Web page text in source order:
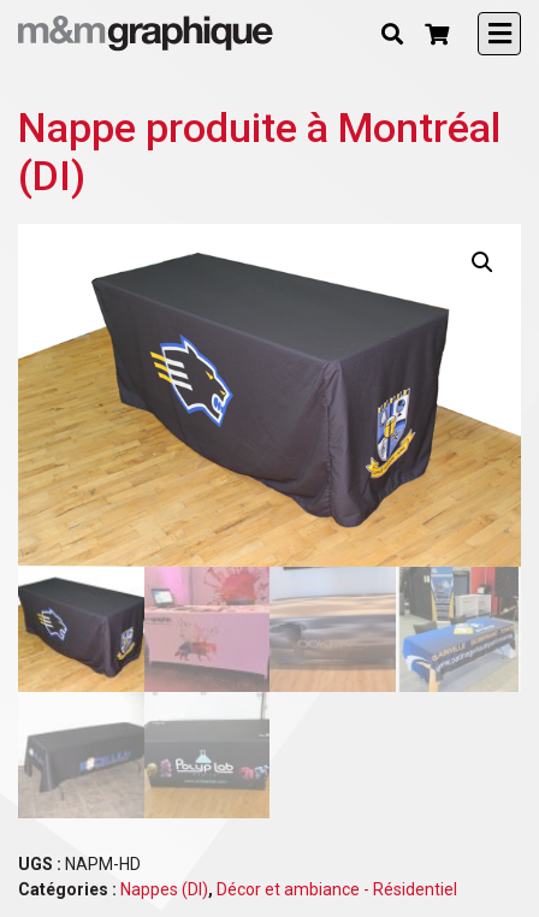
Nappe produite à Montréal
(DI)
UGS : NAPM-HD
Catégories : Nappes (DI), Décor et ambiance - Résidentiel